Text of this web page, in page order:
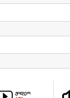
ვიდეო